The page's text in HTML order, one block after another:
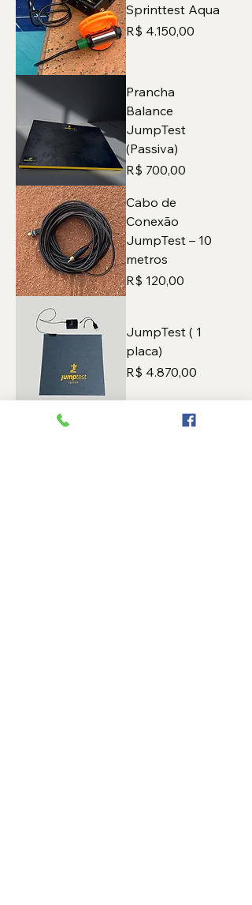
Sprinttest Aqua
Preço
R$ 4.150,00
Prancha
Balance
JumpTest
(Passiva)
Preço
R$ 700,00
Cabo de
Conexão
JumpTest – 10
metros
Preço
R$ 120,00
JumpTest ( 1
placa)
Preço
R$ 4.870,00